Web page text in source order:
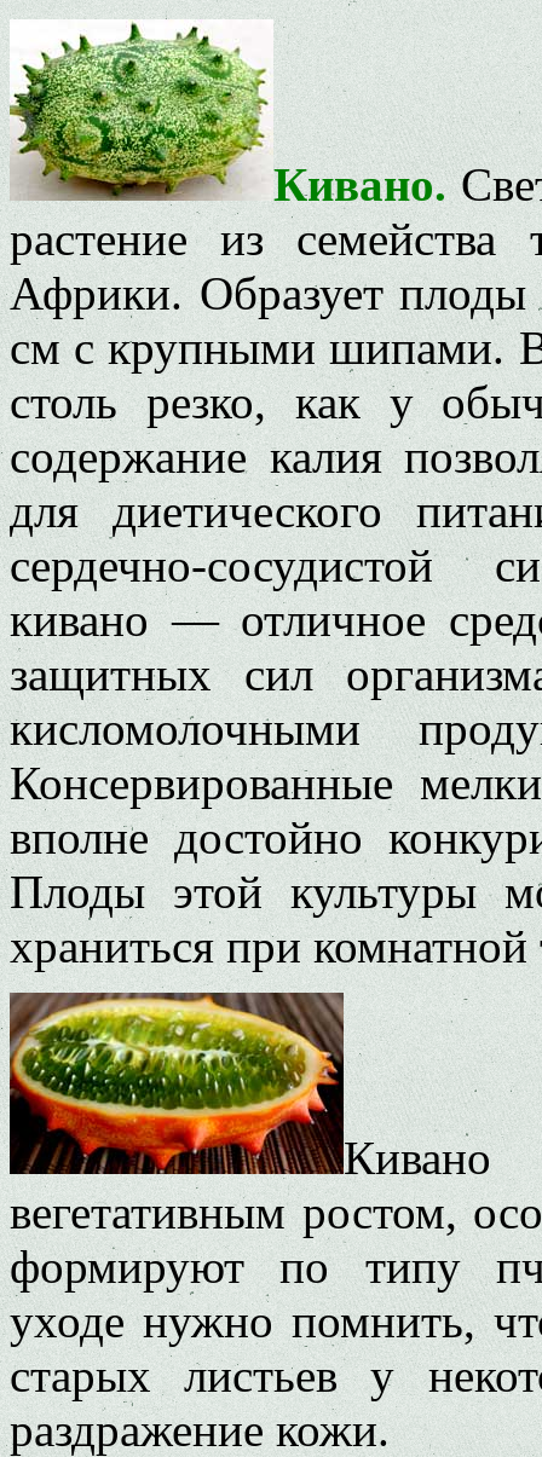
Кивано.
растение из
Африки. Образует
см с крупными шипами.
столь резко, как у
содержание калия
для диетического
сердечно-сосудистой
кивано — отличное
защитных сил
кисломолочными
Консервированные
вполне достойно
Плоды этой культуры
храниться при комнатной
вегетативным ростом,
формируют по типу
уходе нужно помнить,
старых листьев у
раздражение кожи.